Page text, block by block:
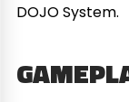
DOJO System.